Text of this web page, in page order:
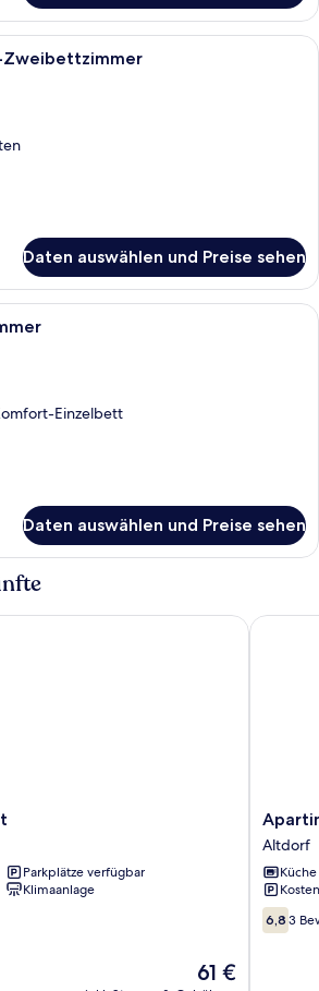
Basic-Doppel- oder -
Zweibettzimmer
Daten auswählen und Preise sehen
Comfort-Dreibettzimmer |
Einzelbett
Daten auswählen und Preise sehen
Parkplätze verfügbar
Klimaanlage
Der
61 €
Altdorf
Altdorf
Altdorf
Küche
6.8
von
6,8 3